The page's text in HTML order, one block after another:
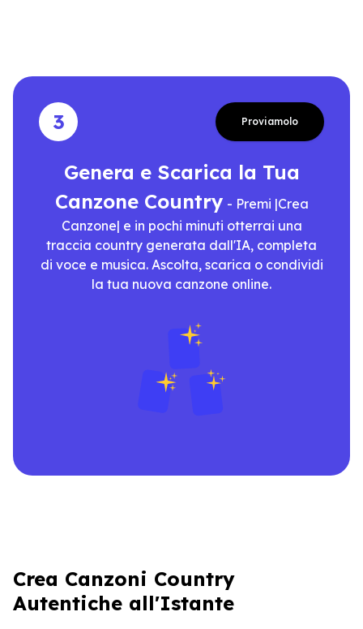
3 Proviamolo
Genera e Scarica la Tua
Canzone Country - Premi |Crea
Canzone| e in pochi minuti otterrai una
traccia country generata dall'IA, completa
di voce e musica. Ascolta, scarica o condividi
la tua nuova canzone online.
Crea Canzoni Country
Autentiche all'Istante